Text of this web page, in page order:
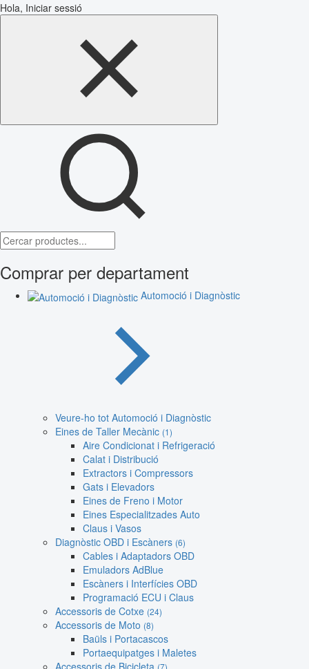
Hola, Iniciar sessió
Comprar per departament
Automoció i Diagnòstic
Veure-ho tot Automoció i Diagnòstic
Eines de Taller Mecànic (1)
Aire Condicionat i Refrigeració
Calat i Distribució
Extractors i Compressors
Gats i Elevadors
Eines de Freno i Motor
Eines Especialitzades Auto
Claus i Vasos
Diagnòstic OBD i Escàners (6)
Cables i Adaptadors OBD
Emuladors AdBlue
Escàners i Interfícies OBD
Programació ECU i Claus
Accessoris de Cotxe (24)
Accessoris de Moto (8)
Baüls i Portacascos
Portaequipatges i Maletes
Accessoris de Bicicleta (7)